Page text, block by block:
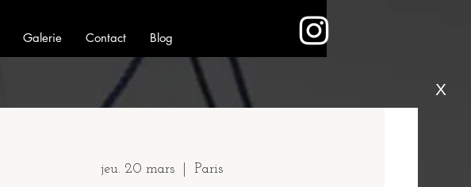
Galerie Contact Blog
X
jeu. 20 mars
  |
Paris